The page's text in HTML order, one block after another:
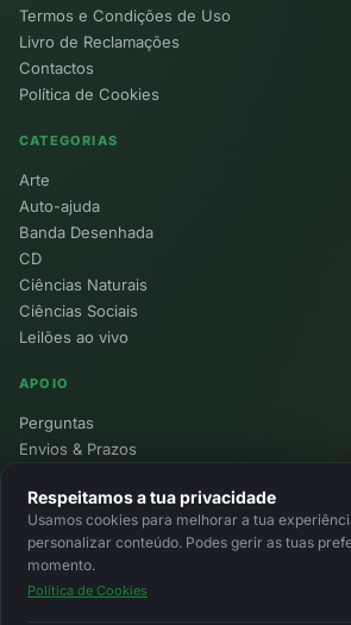
Termos e Condições de Uso
Livro de Reclamações
Contactos
Política de Cookies
CATEGORIAS
Arte
Auto-ajuda
Banda Desenhada
CD
Ciências Naturais
Ciências Sociais
Leilões ao vivo
APOIO
Perguntas
Envios & Prazos
Devoluções
Minha Conta
© 2026 Ecolivros. Todos os direitos reservados.
Respeitamos a tua privacidade
Usamos cookies para melhorar a tua
personalizar conteúdo. Podes gerir as tuas
momento.
Política de Cookies